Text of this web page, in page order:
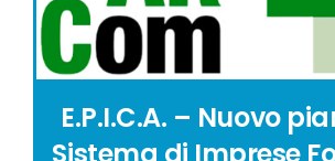
E.P.I.C.A. – Nuovo